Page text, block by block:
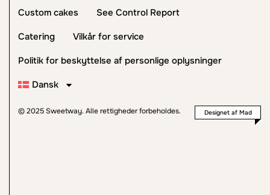
Custom cakes
See Control Report
Catering
Vilkår for service
Politik for beskyttelse af personlige oplysninger
Dansk
© 2025 Sweetway. Alle rettigheder forbeholdes. Designet af Mad